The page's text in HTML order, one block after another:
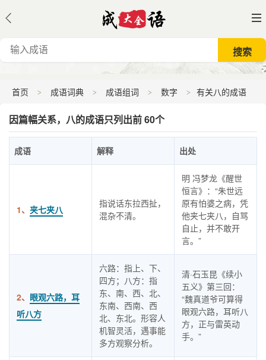
首页 成语词典 成语组词 数字 有关八的成语
因篇幅关系，八的成语只列出前 60个
成语 解释 出处
1、 夹七夹八
指说话东拉西扯，
混杂不清。
明 冯梦龙《醒世
恒言》：“朱世远
原有怕婆之病，凭
他夹七夹八，自骂
自止，并不敢开
言。”
2、 眼观六路，耳
听八方
六路：指上、下、
四方；八方：指
东、南、西、北、
东南、西南、西
北、东北。形容人
机智灵活，遇事能
多方观察分析。
清·石玉昆《续小
五义》第三回：
“魏真道爷可算得
眼观六路，耳听八
方，正与雷英动
手。”